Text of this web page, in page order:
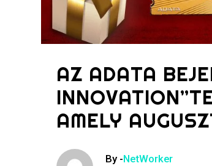
AZ ADATA
AMELY
By -NetWorker